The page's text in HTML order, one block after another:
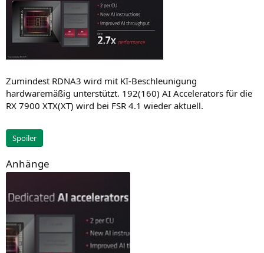
Zumindest RDNA3 wird mit KI-Beschleunigung
hardwaremäßig unterstützt. 192(160) AI Accelerators für die
RX 7900 XTX(XT) wird bei FSR 4.1 wieder aktuell.
Spoiler
Anhänge